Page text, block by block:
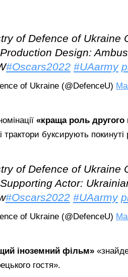
of Defence of Ukraine
Design:
#Oscars2022 #UAarmy
of Ukraine (@DefenceU)
«краща роль другого
трактори буксирують
of Defence of Ukraine
Actor:
#Oscars2022 #UAarmy
of Ukraine (@DefenceU)
іноземний фільм»
гостя».